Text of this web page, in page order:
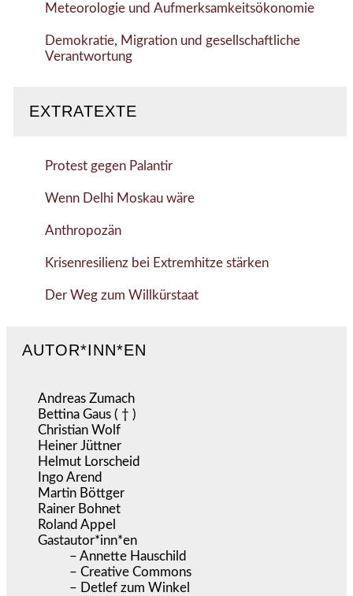
Meteorologie und Aufmerksamkeitsökonomie
Demokratie, Migration und gesellschaftliche
Verantwortung
EXTRATEXTE
Protest gegen Palantir
Wenn Delhi Moskau wäre
Anthropozän
Krisenresilienz bei Extremhitze stärken
Der Weg zum Willkürstaat
AUTOR*INN*EN
Andreas Zumach
Bettina Gaus ( † )
Christian Wolf
Heiner Jüttner
Helmut Lorscheid
Ingo Arend
Martin Böttger
Rainer Bohnet
Roland Appel
Gastautor*inn*en
– Annette Hauschild
– Creative Commons
– Detlef zum Winkel